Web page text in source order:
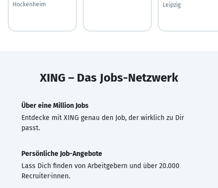
Hockenheim
Leipzig
XING – Das Jobs-Netzwerk
Über eine Million Jobs
Entdecke mit XING genau den Job, der wirklich zu Dir
passt.
Persönliche Job-Angebote
Lass Dich finden von Arbeitgebern und über 20.000
Recruiter·innen.